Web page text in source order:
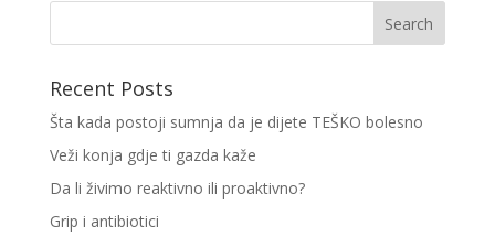
Recent Posts
Šta kada postoji sumnja da je dijete TEŠKO bolesno
Veži konja gdje ti gazda kaže
Da li živimo reaktivno ili proaktivno?
Grip i antibiotici